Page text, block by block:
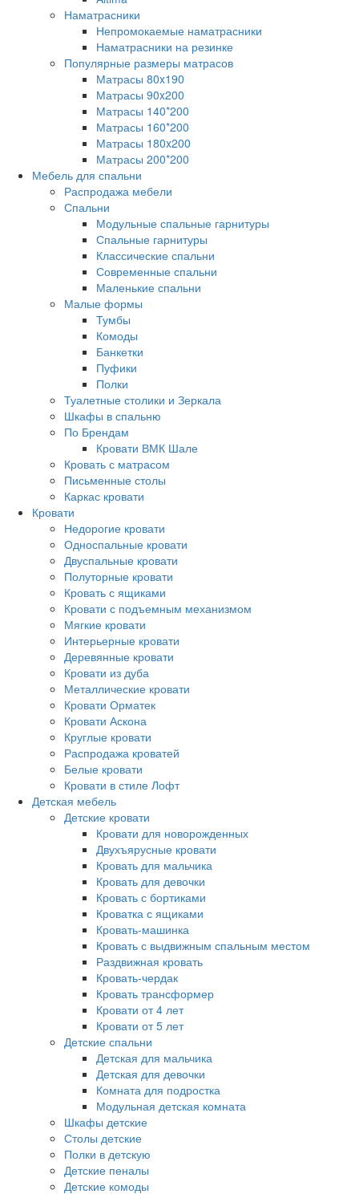
Наматрасники
Непромокаемые наматрасники
Наматрасники на резинке
Популярные размеры матрасов
Матрасы 80x190
Матрасы 90x200
Матрасы 140*200
Матрасы 160*200
Матрасы 180x200
Матрасы 200*200
Мебель для спальни
Распродажа мебели
Спальни
Модульные спальные гарнитуры
Спальные гарнитуры
Классические спальни
Современные спальни
Маленькие спальни
Малые формы
Тумбы
Комоды
Банкетки
Пуфики
Полки
Туалетные столики и Зеркала
Шкафы в спальню
По Брендам
Кровати ВМК Шале
Кровать с матрасом
Письменные столы
Каркас кровати
Кровати
Недорогие кровати
Односпальные кровати
Двуспальные кровати
Полуторные кровати
Кровать с ящиками
Кровати с подъемным механизмом
Мягкие кровати
Интерьерные кровати
Деревянные кровати
Кровати из дуба
Металлические кровати
Кровати Орматек
Кровати Аскона
Круглые кровати
Распродажа кроватей
Белые кровати
Кровати в стиле Лофт
Детская мебель
Детские кровати
Кровати для новорожденных
Двухъярусные кровати
Кровать для мальчика
Кровать для девочки
Кровать с бортиками
Кроватка с ящиками
Кровать-машинка
Кровать с выдвижным спальным местом
Раздвижная кровать
Кровать-чердак
Кровать трансформер
Кровати от 4 лет
Кровати от 5 лет
Детские спальни
Детская для мальчика
Детская для девочки
Комната для подростка
Модульная детская комната
Шкафы детские
Столы детские
Полки в детскую
Детские пеналы
Детские комоды